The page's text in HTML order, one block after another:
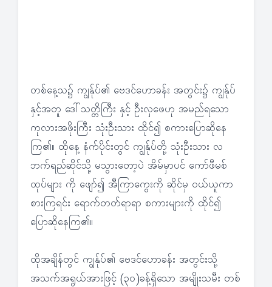
တစ်နေ့သ၌ ကျွန်ုပ်၏ ဗေဒင်ဟောခန်း အတွင်း၌ ကျွန်ုပ်
နှင့်အတူ ဒေါ်သတ္တိကြီး နှင့် ဦးလှဖေဟု အမည်ရသော
ကုလားအဖိုးကြီး သုံးဦးသား ထိုင်၍ စကားပြောဆိုနေ
ကြ၏။ ထိုနေ့ နံက်ပိုင်းတွင် ကျွန်ုပ်တို့ သုံးဦးသား လ
ဘက်ရည်ဆိုင်သို့ မသွားတော့ပဲ အိမ်မှာပင် ကော်ဖီမစ်
ထုပ်များ ကို ဖျော်၍ အီကြာကွေးကို ဆိုင်မှ ဝယ်ယူကာ
စားကြရင်း ရောက်တတ်ရာရာ စကားများကို ထိုင်၍
ပြောဆိုနေကြ၏။
ထိုအချိန်တွင် ကျွန်ုပ်၏ ဗေဒင်ဟောခန်း အတွင်းသို့
အသက်အရွယ်အားဖြင့် (၃၀)ခန့်ရှိသော အမျိုးသမီး တစ်